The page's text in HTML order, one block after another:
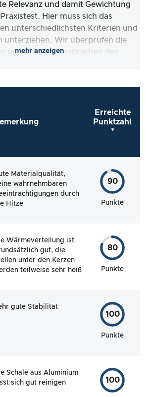
Relevanz und damit Gewichtung
Hier muss sich das
unterschiedlichsten Kriterien und
unterziehen. Wir überprüfen die
und Produktversprechen des
mehr anzeigen
Erreichte
Punktzahl
*
Materialqualität,
wahrnehmbaren
durch
Hitze
90
Punkte
Wärmeverteilung ist
gut, die
unter den Kerzen
teilweise sehr heiß
80
Punkte
gute Stabilität
100
Punkte
Schale aus Aluminium
sich gut reinigen
100